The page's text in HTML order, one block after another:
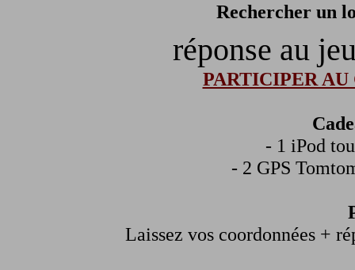
Rechercher un
réponse au
PARTICIPER AU
- 1 iPod
- 2 GPS
Laissez vos coordonnées +